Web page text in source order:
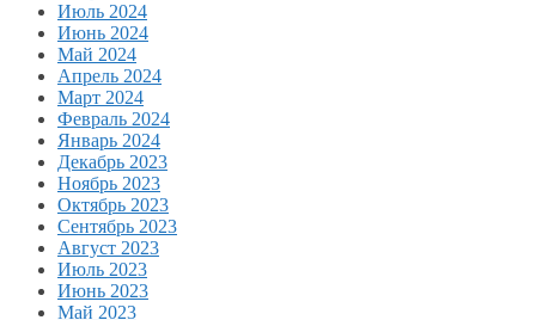
Июль 2024
Июнь 2024
Май 2024
Апрель 2024
Март 2024
Февраль 2024
Январь 2024
Декабрь 2023
Ноябрь 2023
Октябрь 2023
Сентябрь 2023
Август 2023
Июль 2023
Июнь 2023
Май 2023